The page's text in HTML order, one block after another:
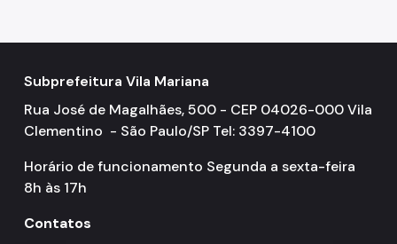
Subprefeitura Vila Mariana
Rua José de Magalhães, 500 - CEP 04026-000 Vila
Clementino - São Paulo/SP Tel: 3397-4100
Horário de funcionamento Segunda a sexta-feira
8h às 17h
Contatos